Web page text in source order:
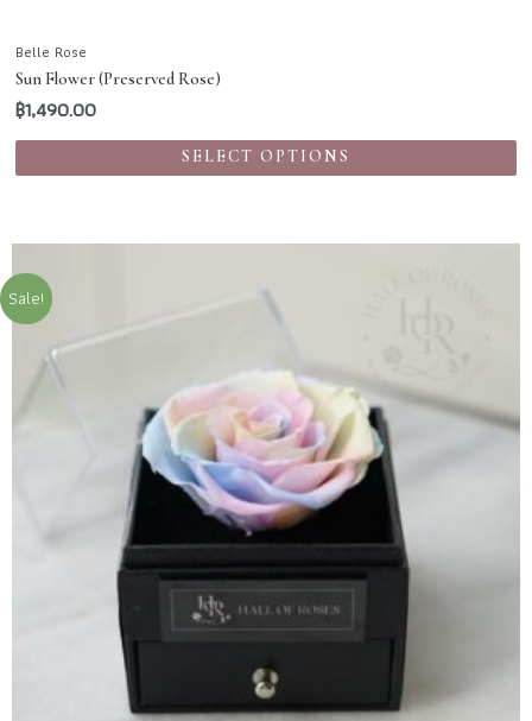
Belle Rose
Sun Flower (Preserved Rose)
฿1,490.00
SELECT OPTIONS
Sale!